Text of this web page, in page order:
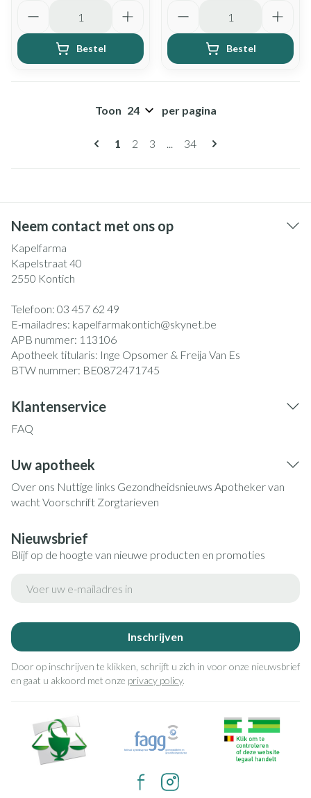
Bestel Bestel
Pagina's
U lees momenteel pagina
1 Pagina
2 Pagina
3 ... Pagina
34
Toon per pagina
Neem contact met ons op
Kapelfarma
Kapelstraat 40
2550 Kontich
Telefoon: 03 457 62 49
E-mailadres: kapelfarmakontich@skynet.be
APB nummer: 113106
Apotheek titularis: Inge Opsomer & Freija Van Es
BTW nummer: BE0872471745
Klantenservice
FAQ
Uw apotheek
Over ons Nuttige links Gezondheidsnieuws Apotheker van
wachtVoorschrift Zorgtarieven
Nieuwsbrief
Blijf op de hoogte van nieuwe producten en promoties
Inschrijven
Door op inschrijven te klikken, schrijft u zich in voor onze nieuwsbrief
en gaat u akkoord met onze privacy policy.